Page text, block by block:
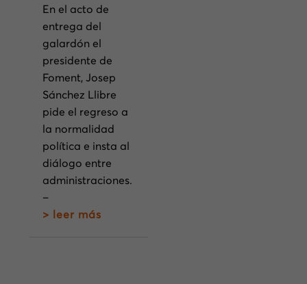
En el acto de
entrega del
galardón el
presidente de
Foment, Josep
Sánchez Llibre
pide el regreso a
la normalidad
política e insta al
diálogo entre
administraciones.
–
> leer más